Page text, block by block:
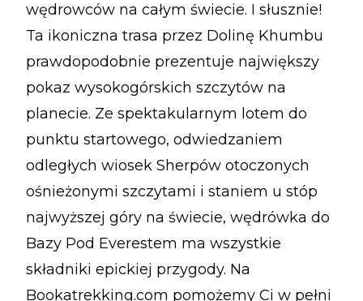
wędrowców na całym świecie. I słusznie!
Ta ikoniczna trasa przez Dolinę Khumbu
prawdopodobnie prezentuje największy
pokaz wysokogórskich szczytów na
planecie. Ze spektakularnym lotem do
punktu startowego, odwiedzaniem
odległych wiosek Sherpów otoczonych
ośnieżonymi szczytami i staniem u stóp
najwyższej góry na świecie, wędrówka do
Bazy Pod Everestem ma wszystkie
składniki epickiej przygody. Na
Bookatrekking.com pomożemy Ci w pełni